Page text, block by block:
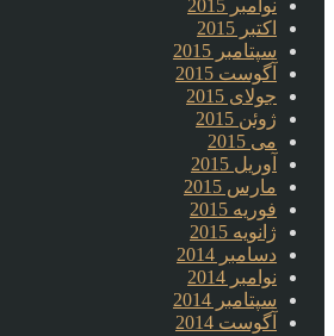
نوامبر 2015
اکتبر 2015
سپتامبر 2015
آگوست 2015
جولای 2015
ژوئن 2015
می 2015
آوریل 2015
مارس 2015
فوریه 2015
ژانویه 2015
دسامبر 2014
نوامبر 2014
سپتامبر 2014
آگوست 2014